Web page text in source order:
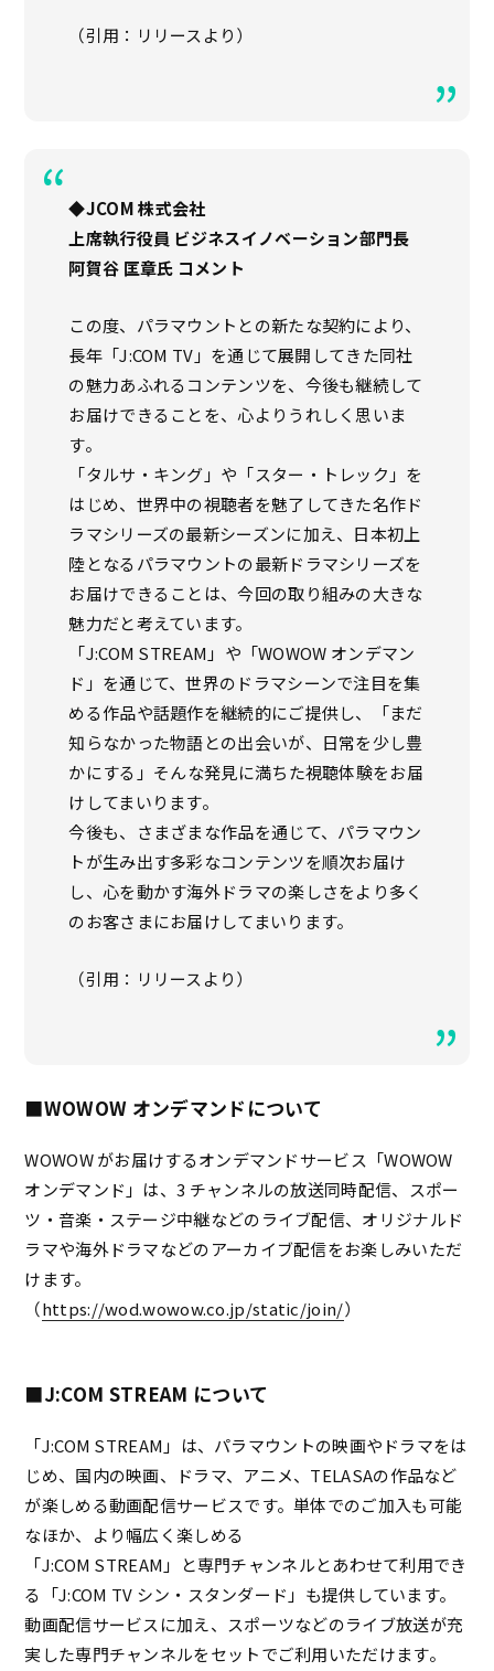
（引用：リリースより）
◆JCOM 株式会社
上席執行役員 ビジネスイノベーション部門長
阿賀谷 匡章氏 コメント
この度、パラマウントとの新たな契約により、
長年「J:COM TV」を通じて展開してきた同社
の魅力あふれるコンテンツを、今後も継続して
お届けできることを、心よりうれしく思いま
す。
「タルサ・キング」や「スター・トレック」を
はじめ、世界中の視聴者を魅了してきた名作ド
ラマシリーズの最新シーズンに加え、日本初上
陸となるパラマウントの最新ドラマシリーズを
お届けできることは、今回の取り組みの大きな
魅力だと考えています。
「J:COM STREAM」や「WOWOW オンデマン
ド」を通じて、世界のドラマシーンで注目を集
める作品や話題作を継続的にご提供し、「まだ
知らなかった物語との出会いが、日常を少し豊
かにする」――そんな発見に満ちた視聴体験をお届
けしてまいります。
今後も、さまざまな作品を通じて、パラマウン
トが生み出す多彩なコンテンツを順次お届け
し、心を動かす海外ドラマの楽しさをより多く
のお客さまにお届けしてまいります。
（引用：リリースより）
■WOWOW オンデマンドについて
WOWOW がお届けするオンデマンドサービス「WOWOW
オンデマンド」は、3 チャンネルの放送同時配信、スポー
ツ・⾳楽・ステージ中継などのライブ配信、オリジナルド
ラマや海外ドラマなどのアーカイブ配信をお楽しみいただ
けます。
（https://wod.wowow.co.jp/static/join/）
■J:COM STREAM について
「J:COM STREAM」は、パラマウントの映画やドラマをは
じめ、国内の映画、ドラマ、アニメ、TELASAの作品など
が楽しめる動画配信サービスです。単体でのご加入も可能
なほか、より幅広く楽しめる
「J:COM STREAM」と専門チャンネルとあわせて利用でき
る「J:COM TV シン・スタンダード」も提供しています。
動画配信サービスに加え、スポーツなどのライブ放送が充
実した専門チャンネルをセットでご利用いただけます。